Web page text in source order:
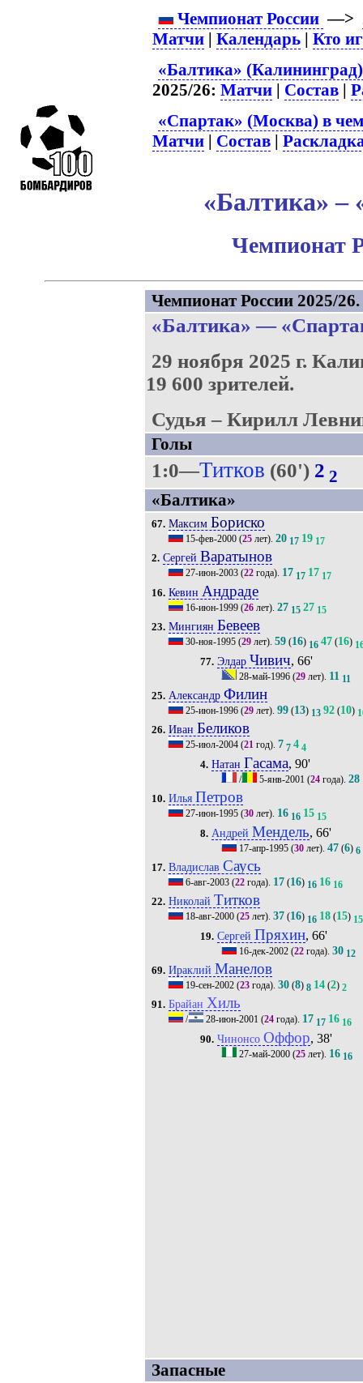
Чемпионат России —>
Матчи |Календарь |Кто
«Балтика»
2025/26:Матчи | Состав |
«Спартак» (Москва) в
Матчи | Состав |
«Балтика» –
Чемпионат
Чемпионат России 2025/
«Балтика» —
29 ноября 2025 г.
19 600 зрителей.
Судья – Кирилл
Голы
1:0—Титков (60') 2 2
«Балтика»
67. Максим Бориско
15-фев-2000(25лет). 20 17 19 17
2. Сергей Варатынов
27-июн-2003(22года). 17 17 17 17
16. Кевин Андраде
16-июн-1999(26лет). 27 15 27 15
23. Мингиян Бевеев
30-ноя-1995(29лет). 59(16) 16 47(16)
77. Элдар Чивич, 66'
28-май-1996 (29 лет). 11 11
25. Александр Филин
25-июн-1996(29лет). 99(13) 13 92(10)
26. Иван Беликов
25-июл-2004(21год). 7 7 4 4
4. Натан Гасама, 90'
/ 5-янв-2001 (24 года).28
10. Илья Петров
27-июн-1995(30лет). 16 16 15 15
8. Андрей Мендель, 66'
17-апр-1995 (30 лет).47 (6) 6
17. Владислав Саусь
6-авг-2003(22года). 17(16) 16 16 16
22. Николай Титков
18-авг-2000(25лет). 37(16) 16 18(15) 15
19. Сергей Пряхин, 66'
16-дек-2002 (22 года).30 12
69. Ираклий Манелов
19-сен-2002(23года). 30(8) 8 14(2) 2
91. Брайан Хиль
/ 28-июн-2001 (24года). 17 17 16 16
90. Чинонсо Оффор, 38'
27-май-2000 (25 лет). 16 16
Запасные